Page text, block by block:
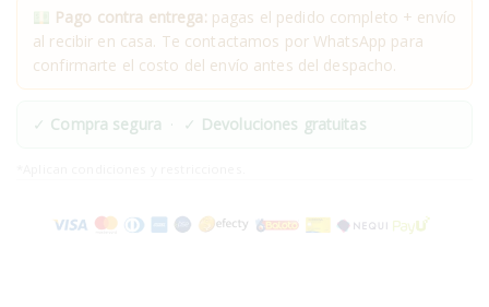
Pago contra entrega: pagas el pedido completo + envío
al recibir en casa. Te contactamos por WhatsApp para
confirmarte el costo del envío antes del despacho.
✓ Compra segura · ✓ Devoluciones gratuitas